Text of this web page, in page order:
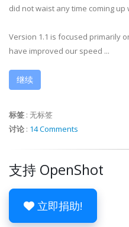
did not waist any time coming
Version 1.1 is focused primarily
have improved our speed ...
继续
标签 : 无标签
讨论 : 14 Comments
支持 OpenShot
立即捐助!